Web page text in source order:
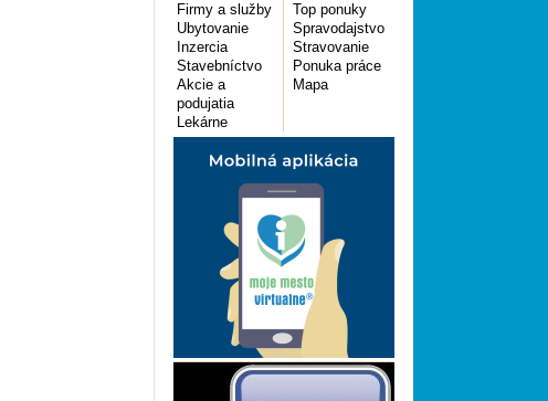
Firmy a služby
Ubytovanie
Inzercia
Stavebníctvo
Akcie a
podujatia
Lekárne
Top ponuky
Spravodajstvo
Stravovanie
Ponuka práce
Mapa